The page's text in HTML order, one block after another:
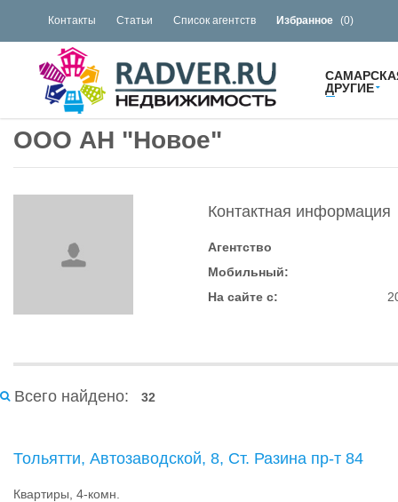
Контакты Статьи Список агентств Избранное (0)
ДРУГИЕ
ООО АН "Новое"
Контактная информация
Агентство
Мобильный:
На сайте с:
Всего найдено: 32
Тольятти, Автозаводской, 8, Ст. Разина пр-т 84
Квартиры, 4-комн.